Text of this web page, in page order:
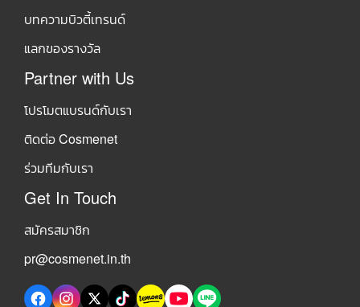
บทความบิวตี้เทรนด์
แลกของรางวัล
Partner with Us
โปรโมตแบรนด์กับเรา
ติดต่อ Cosmenet
ร่วมทีมกับเรา
Get In Touch
สมัครสมาชิก
pr@cosmenet.in.th